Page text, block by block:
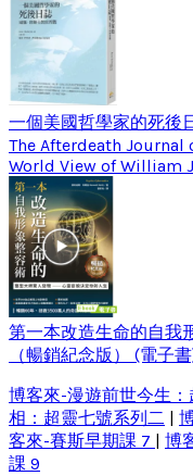
一個美國哲學家的死後
The Afterdeath Journal
World View of William
第一本改造生命的自我
（暢銷紀念版） (電子
博客來-漫遊前世今生
相：超靈七號系列二
客來-賽斯早期課 7
博
課 9